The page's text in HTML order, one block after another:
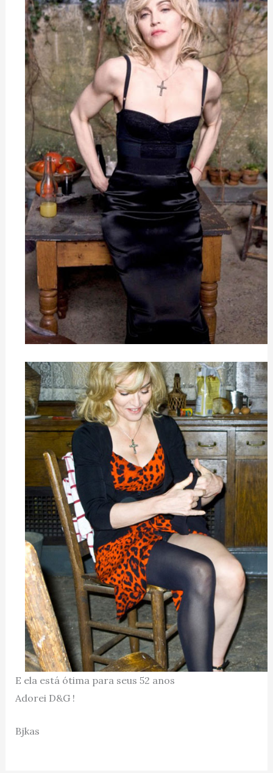
E ela está ótima para seus 52 anos
Adorei D&G !
Bjkas